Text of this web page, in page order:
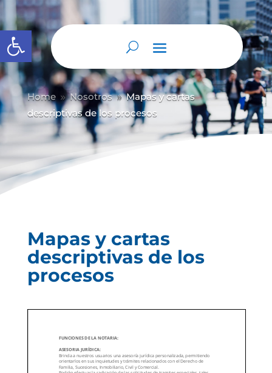
Abrir barra de herramientas
Home 9 Nosotros 9 Mapas y cartas
descriptivas de los procesos
Mapas y cartas
descriptivas de los
procesos